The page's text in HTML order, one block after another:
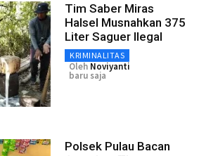
Tim Saber Miras
Halsel Musnahkan 375
Liter Saguer Ilegal
KRIMINALITAS
Oleh Noviyanti
baru saja
Polsek Pulau Bacan